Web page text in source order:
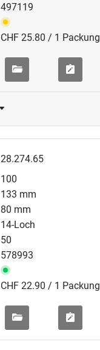
497119
CHF 25.80 / 1 Packung
28.274.65
100
133 mm
80 mm
14-Loch
50
578993
CHF 22.90 / 1 Packung